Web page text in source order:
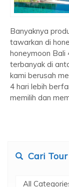
Banyaknya
tawarkan di
honeymoon Bali
terbanyak di
kami berusah
4 hari lebih
memilih dan
Cari